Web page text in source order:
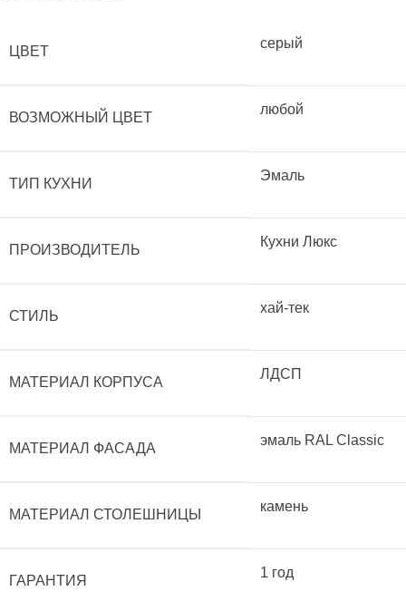
ЦВЕТ
серый
ВОЗМОЖНЫЙ ЦВЕТ
любой
ТИП КУХНИ
Эмаль
ПРОИЗВОДИТЕЛЬ
Кухни Люкс
СТИЛЬ
хай-тек
МАТЕРИАЛ КОРПУСА
ЛДСП
МАТЕРИАЛ ФАСАДА
эмаль RAL Classic
МАТЕРИАЛ СТОЛЕШНИЦЫ
камень
ГАРАНТИЯ
1 год